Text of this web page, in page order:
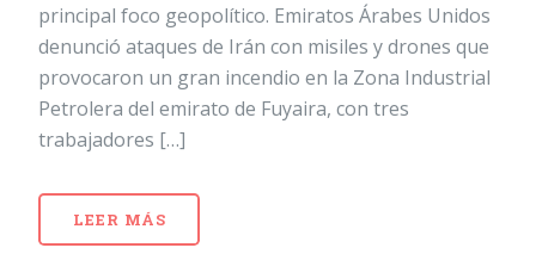
principal foco geopolítico. Emiratos Árabes Unidos
denunció ataques de Irán con misiles y drones que
provocaron un gran incendio en la Zona Industrial
Petrolera del emirato de Fuyaira, con tres
trabajadores […]
LEER MÁS